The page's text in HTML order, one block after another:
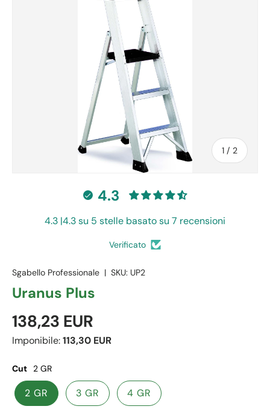
1 / of
2
4.3
4.3 |4.3 su 5 stelle basato su 7 recensioni
Verificato
Sgabello Professionale | SKU: UP2
Uranus Plus
138,23 EUR
Imponibile:113,30 EUR
Cut 2 GR
2 GR 3 GR 4 GR